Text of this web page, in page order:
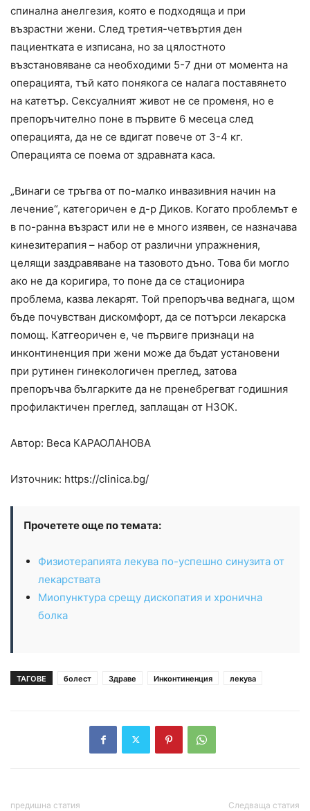
спинална анелгезия, която е подходяща и при
възрастни жени. След третия-четвъртия ден
пациентката е изписана, но за цялостното
възстановяване са необходими 5-7 дни от момента на
операцията, тъй като понякога се налага поставянето
на катетър. Сексуалният живот не се променя, но е
препоръчително поне в първите 6 месеца след
операцията, да не се вдигат повече от 3-4 кг.
Операцията се поема от здравната каса.
„Винаги се тръгва от по-малко инвазивния начин на
лечение“, категоричен е д-р Диков. Когато проблемът е
в по-ранна възраст или не е много изявен, се назначава
кинезитерапия – набор от различни упражнения,
целящи заздравяване на тазовото дъно. Това би могло
ако не да коригира, то поне да се стационира
проблема, казва лекарят. Той препоръчва веднага, щом
бъде почувстван дискомфорт, да се потърси лекарска
помощ. Катгеоричен е, че първиге признаци на
инконтиненция при жени може да бъдат установени
при рутинен гинекологичен преглед, затова
препоръчва българките да не пренебрегват годишния
профилактичен преглед, заплащан от НЗОК.
Автор: Веса КАРАОЛАНОВА
Източник: https://clinica.bg/
Прочетете още по темата:
Физиотерапията лекува по-успешно синузита от
лекарствата
Миопунктура срещу дископатия и хронична
болка
ТАГОВЕ болест Здраве Инконтиненция лекува
предишна статия Следваща статия